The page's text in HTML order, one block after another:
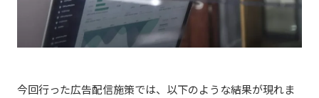
今回行った広告配信施策では、以下のような結果が現れま